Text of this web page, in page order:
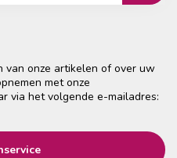
van onze artikelen of over uw
met onze
via het volgende e-mailadres: